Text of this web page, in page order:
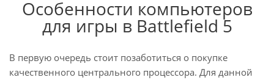
Особенности компьютеров
для игры в Battlefield 5
В первую очередь стоит позаботиться о покупке
качественного центрального процессора. Для данной